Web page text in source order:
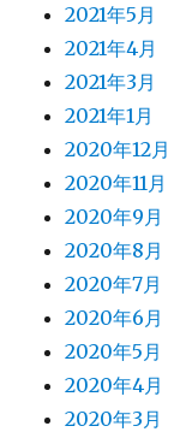
2021年5月
2021年4月
2021年3月
2021年1月
2020年12月
2020年11月
2020年9月
2020年8月
2020年7月
2020年6月
2020年5月
2020年4月
2020年3月